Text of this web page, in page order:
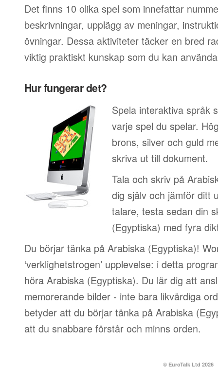
Det finns 10 olika spel som innefattar
beskrivningar, upplägg av meningar,
övningar. Dessa aktiviteter täcker en bred
viktig praktiskt kunskap som du kan
Hur fungerar det?
Spela interaktiva språk
varje spel du spelar.
brons, silver och guld
skriva ut till dokument.
Tala och skriv på
dig själv och jämför ditt
talare, testa sedan din
(Egyptiska) med fyra
Du börjar tänka på Arabiska (Egyptiska)!
‘verklighetstrogen’ upplevelse: i detta
höra Arabiska (Egyptiska). Du lär dig att
memorerande bilder - inte bara likvärdiga
betyder att du börjar tänka på Arabiska
att du snabbare förstår och minns orden.
© EuroTalk Ltd 2026